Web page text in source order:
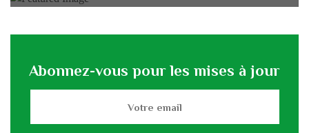
Abonnez-vous pour les mises à jour